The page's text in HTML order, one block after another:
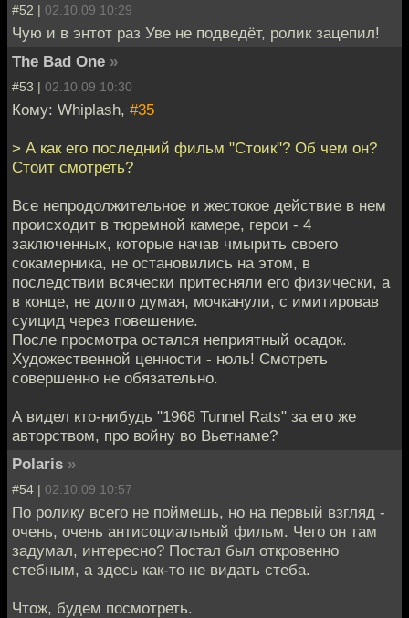
#52 | 02.10.09 10:29
Чую и в энтот раз Уве не подведёт, ролик зацепил!
The Bad One »
#53 | 02.10.09 10:30
Кому: Whiplash, #35
> А как его последний фильм "Стоик"? Об чем он?
Стоит смотреть?
Все непродолжительное и жестокое действие в нем
происходит в тюремной камере, герои - 4
заключенных, которые начав чмырить своего
сокамерника, не остановились на этом, в
последствии всячески притесняли его физически, а
в конце, не долго думая, мочканули, с имитировав
суицид через повешение.
После просмотра остался неприятный осадок.
Художественной ценности - ноль! Смотреть
совершенно не обязательно.
А видел кто-нибудь "1968 Tunnel Rats" за его же
авторством, про войну во Вьетнаме?
Polaris »
#54 | 02.10.09 10:57
По ролику всего не поймешь, но на первый взгляд -
очень, очень антисоциальный фильм. Чего он там
задумал, интересно? Постал был откровенно
стебным, а здесь как-то не видать стеба.
Чтож, будем посмотреть.